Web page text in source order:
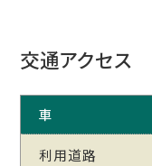
交通アクセス
車
利用道路